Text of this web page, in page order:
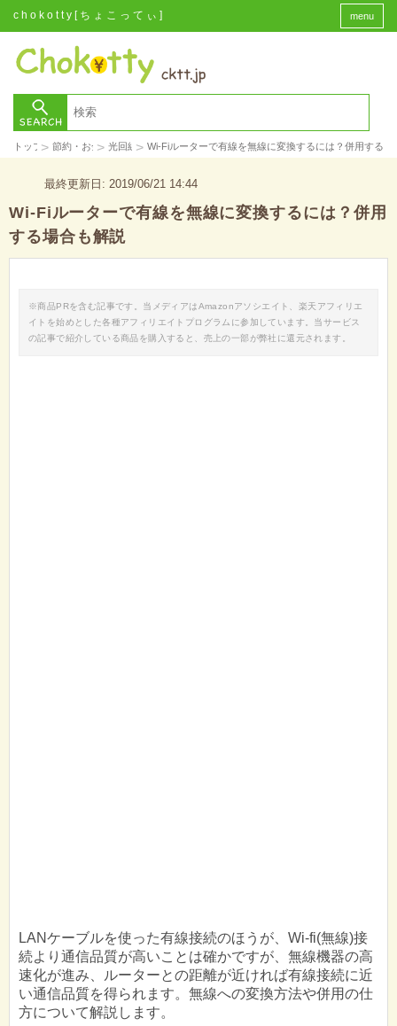
chokotty[ちょこってぃ] menu
トップ> 節約・お金> 光回線> Wi-Fiルーターで有線を無線に変換するには？併用する場
最終更新日: 2019/06/21 14:44
Wi-Fiルーターで有線を無線に変換するには？併用
する場合も解説
※商品PRを含む記事です。当メディアはAmazonアソシエイト、楽天アフィリエ
イトを始めとした各種アフィリエイトプログラムに参加しています。当サービス
の記事で紹介している商品を購入すると、売上の一部が弊社に還元されます。
LANケーブルを使った有線接続のほうが、Wi-fi(無線)接
続より通信品質が高いことは確かですが、無線機器の高
速化が進み、ルーターとの距離が近ければ有線接続に近
い通信品質を得られます。無線への変換方法や併用の仕
方について解説します。